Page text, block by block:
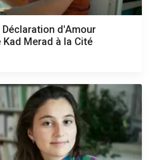
d'Amour
Merad à la Cité